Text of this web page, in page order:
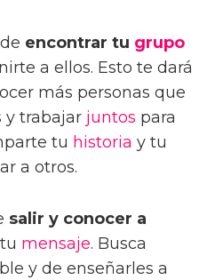
encontrar tu grupo
a ellos. Esto te dará
más personas que
y trabajar juntos para
tu historia y tu
a otros.
salir y conocer a
mensaje. Busca
y de enseñarles a